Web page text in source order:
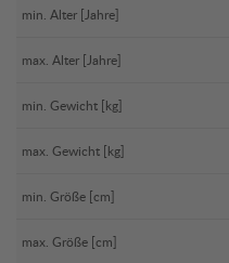
min. Alter [Jahre]
max. Alter [Jahre]
min. Gewicht [kg]
max. Gewicht [kg]
min. Größe [cm]
max. Größe [cm]